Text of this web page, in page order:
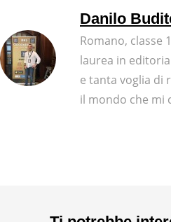
Danilo
Romano, classe
laurea in
e tanta voglia di
il mondo che mi